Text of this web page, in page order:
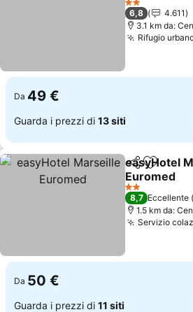
Scopri i
2 Stelle
6,8
4.611
3.1 km da:
Rifugio
Da 49 €
Guarda i prezzi di 13 siti
Condividi
easyHotel
Euromed
Scopri i
2 Stelle
8,7 Eccellente
1.5 km da:
Servizio
Da 50 €
Guarda i prezzi di 11 siti